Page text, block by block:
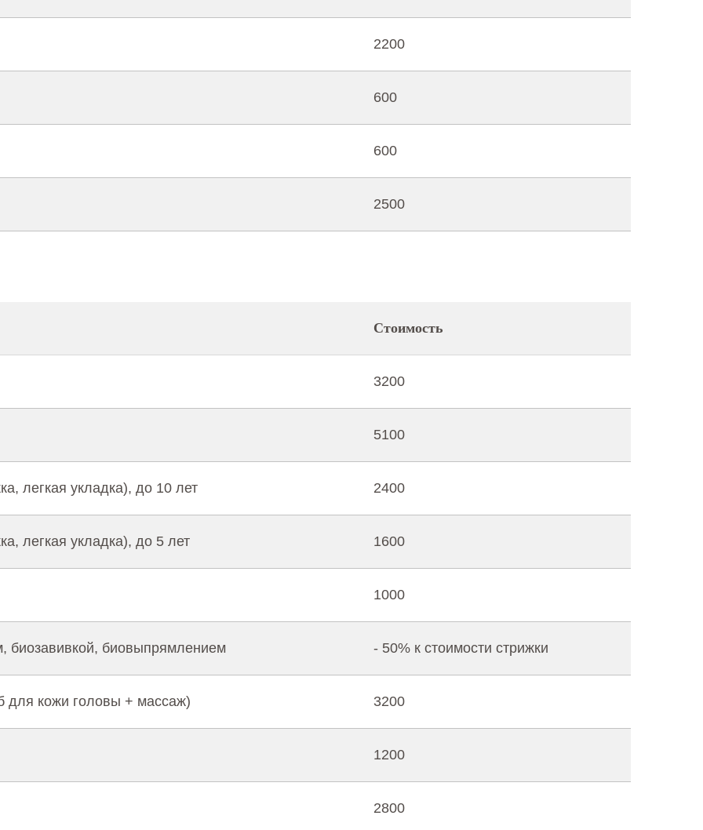
2200
600
600
2500
Стоимость
3200
5100
легкая укладка), до 10 лет 2400
легкая укладка), до 5 лет 1600
1000
биозавивкой, биовыпрямлением - 50% к стоимости стрижки
для кожи головы + массаж) 3200
1200
2800